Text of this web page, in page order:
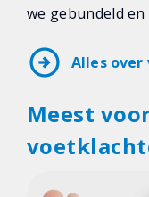
we gebundeld
arrow_circle_right Alles
Meest